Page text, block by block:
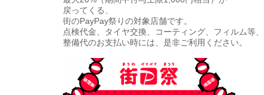
戻ってくる、
街のPayPay祭りの対象店舗です。
点検代金、タイヤ交換、コーティング、フィルム等、
整備代のお支払い時には、是非ご利用ください。